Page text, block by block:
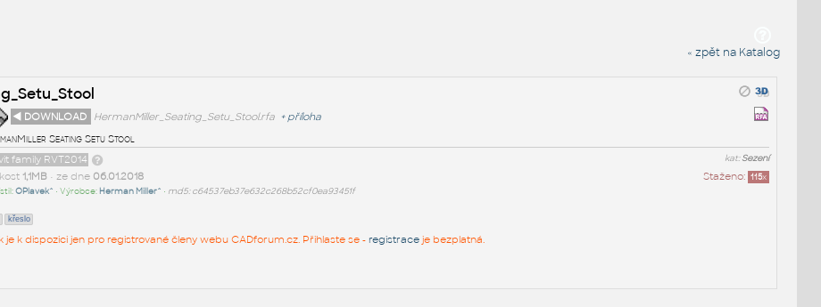
« zpět na Katalog
◄ DOWNLOAD HermanMiller_Seating_Setu_Stool.rfa + příloha
Seating Setu Stool
kat:Sezení
family RVT2014
Staženo: 115x
1,1MB• ze dne 06.01.2018
OPlavek^ • Výrobce: Herman Miller^ • md5: c64537eb37e632c268b52cf0ea93451f
křeslo
je k dispozici jen pro registrované členy webu CADforum.cz. Přihlaste se - registraceje bezplatná.